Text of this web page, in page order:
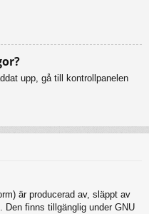
upp, gå till kontrollpanelen
är producerad av, släppt av
Den finns tillgänglig under GNU